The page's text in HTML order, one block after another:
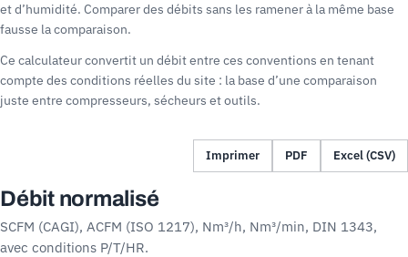
et d’humidité. Comparer des débits sans les ramener à la même base
fausse la comparaison.
Ce calculateur convertit un débit entre ces conventions en tenant
compte des conditions réelles du site : la base d’une comparaison
juste entre compresseurs, sécheurs et outils.
Imprimer PDF Excel (CSV)
Débit normalisé
SCFM (CAGI), ACFM (ISO 1217), Nm³/h, Nm³/min, DIN 1343,
avec conditions P/T/HR.